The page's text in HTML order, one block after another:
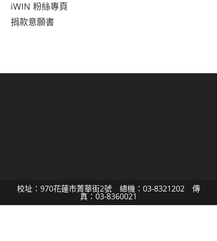
iWIN 粉絲專頁
捐款意願書
校址：970花蓮市菁華街2號 總機：03-8321202 傳
真：03-8360021